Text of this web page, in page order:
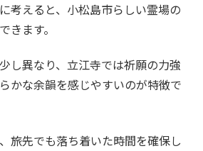
考えると、小松島市らしい霊場の
きます。
し異なり、立江寺では祈願の力強
かな余韻を感じやすいのが特徴で
旅先でも落ち着いた時間を確保し